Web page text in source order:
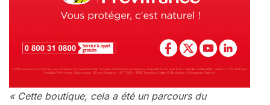
« Cette boutique, cela a été un parcours du